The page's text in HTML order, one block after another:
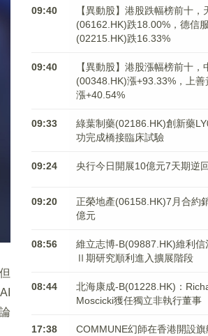
09:40
【異動股】港股跌幅榜前十，
(06162.HK)跌18.00%，德信
(02215.HK)跌16.33%
09:40
【異動股】港股漲幅榜前十，
(00348.HK)漲+93.33%，上
漲+40.54%
09:33
綠葉制藥(02186.HK)創新藥
功完成橋接臨床試驗
09:24 央行今日開展10億元7天期逆
09:20
正榮地產(06158.HK)7月合約
億元
08:56
維立志博-B(09887.HK)維利信
Ⅱ期研究順利進入擴展階段
08:44
北海康成-B(01228.HK)：
Moscicki獲任獨立非執行董事
17:38
COMMUNE幻師在香港開設